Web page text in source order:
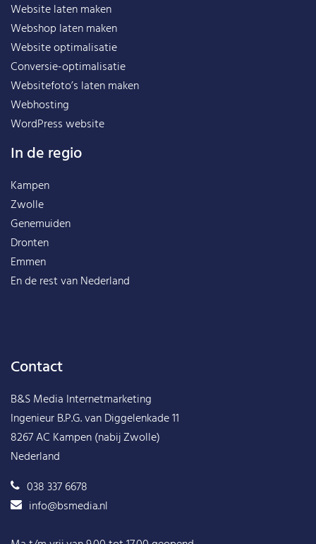
Website laten maken
Webshop laten maken
Website optimalisatie
Conversie-optimalisatie
Websitefoto’s laten maken
Webhosting
WordPress website
In de regio
Kampen
Zwolle
Genemuiden
Dronten
Emmen
En de rest vanNederland
Contact
B&S Media Internetmarketing
Ingenieur B.P.G. van Diggelenkade 11
8267 AC Kampen (nabij Zwolle)
Nederland
038 337 6678
info@bsmedia.nl